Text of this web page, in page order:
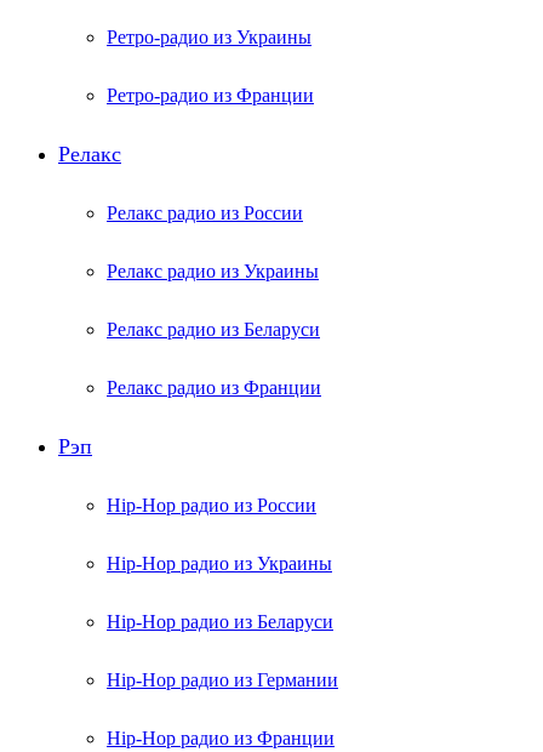
Ретро-радио из Украины
Ретро-радио из Франции
Релакс
Релакс радио из России
Релакс радио из Украины
Релакс радио из Беларуси
Релакс радио из Франции
Рэп
Hip-Hop радио из России
Hip-Hop радио из Украины
Hip-Hop радио из Беларуси
Hip-Hop радио из Германии
Hip-Hop радио из Франции